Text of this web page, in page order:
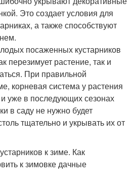
Это создает условия для
а также способствуют
посаженных кустарников
перезимует растение, так и
При правильной
корневая система у растения
и уже в последующих сезонах
в саду не нужно будет
тщательно и укрывать их от